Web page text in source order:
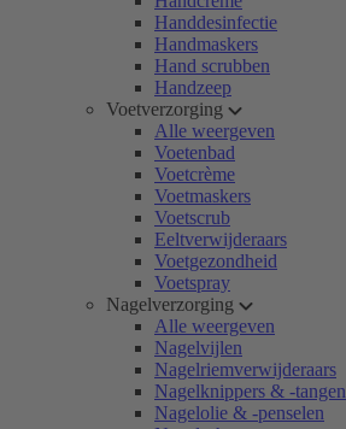
Handdesinfectie
Handmaskers
Hand scrubben
Handzeep
Voetverzorging
Alle weergeven
Voetenbad
Voetcrème
Voetmaskers
Voetscrub
Eeltverwijderaars
Voetgezondheid
Voetspray
Nagelverzorging
Alle weergeven
Nagelvijlen
Nagelriemverwijderaars
Nagelknippers & -tangen
Nagelolie & -penselen